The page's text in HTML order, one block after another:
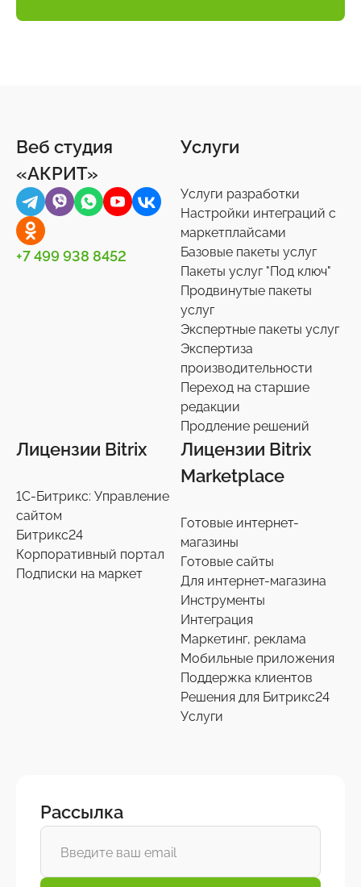
Веб студия
«АКРИТ»
+7 499 938 8452
Услуги
Услуги разработки
Настройки интеграций с
маркетплайсами
Базовые пакеты услуг
Пакеты услуг "Под ключ"
Продвинутые пакеты
услуг
Экспертные пакеты услуг
Экспертиза
производительности
Переход на старшие
редакции
Продление решений
Лицензии Bitrix
1С-Битрикс: Управление
сайтом
Битрикс24
Корпоративный портал
Подписки на маркет
Лицензии Bitrix
Marketplace
Готовые интернет-
магазины
Готовые сайты
Для интернет-магазина
Инструменты
Интеграция
Маркетинг, реклама
Мобильные приложения
Поддержка клиентов
Решения для Битрикс24
Услуги
Рассылка